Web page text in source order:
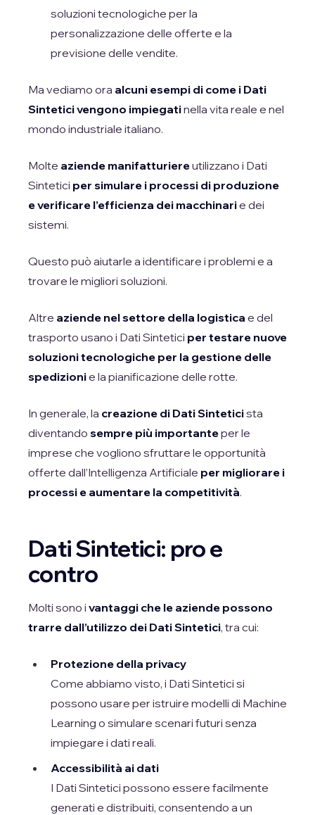
soluzioni tecnologiche per la
personalizzazione delle offerte e la
previsione delle vendite.
Ma vediamo ora alcuni esempi di come i Dati
Sintetici vengono impiegatinella vita reale e nel
mondo industriale italiano.
Molte aziende manifatturiereutilizzano i Dati
Sintetici per simulare i processi di produzione
e verificare l’efficienza dei macchinarie dei
sistemi.
Questo può aiutarle a identificare i problemi e a
trovare le migliori soluzioni.
Altre aziende nel settore della logistica e del
trasporto usano i Dati Sintetici per testare nuove
soluzioni tecnologiche per la gestione delle
spedizionie la pianificazione delle rotte.
In generale, la creazione di Dati Sinteticista
diventando sempre più importanteper le
imprese che vogliono sfruttare le opportunità
offerte dall’Intelligenza Artificiale per migliorare i
processi e aumentare la competitività.
Dati Sintetici: pro e
contro
Molti sono i vantaggi che le aziende possono
trarre dall’utilizzo dei Dati Sintetici, tra cui:
Protezione della privacy
Come abbiamo visto, i Dati Sintetici si
possono usare per istruire modelli di Machine
Learning o simulare scenari futuri senza
impiegare i dati reali.
Accessibilità ai dati
I Dati Sintetici possono essere facilmente
generati e distribuiti, consentendo a un